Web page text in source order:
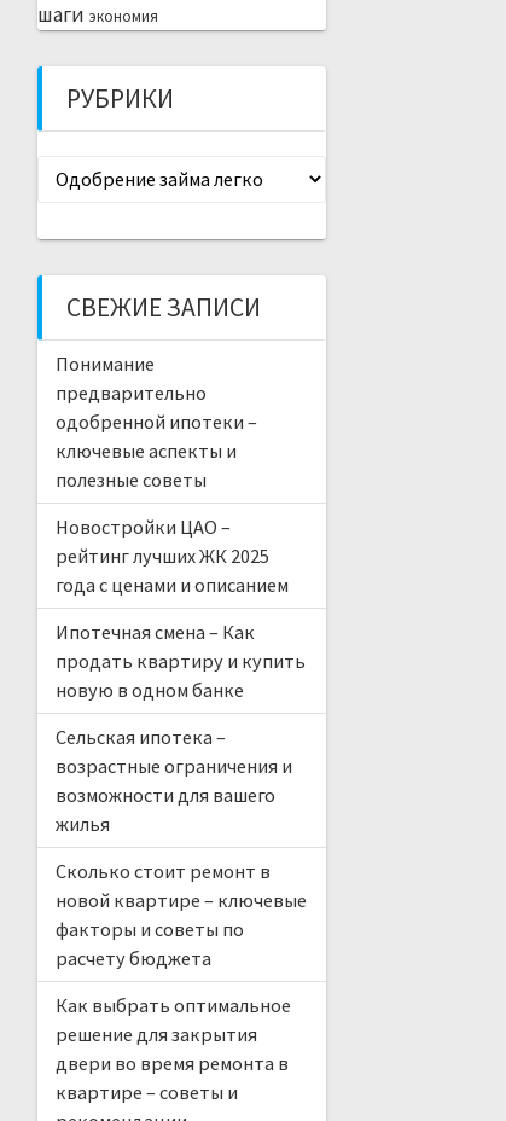
шаги экономия
РУБРИКИ
Рубрики
СВЕЖИЕ ЗАПИСИ
Понимание
предварительно
одобренной ипотеки –
ключевые аспекты и
полезные советы
Новостройки ЦАО –
рейтинг лучших ЖК 2025
года с ценами и описанием
Ипотечная смена – Как
продать квартиру и купить
новую в одном банке
Сельская ипотека –
возрастные ограничения и
возможности для вашего
жилья
Сколько стоит ремонт в
новой квартире – ключевые
факторы и советы по
расчету бюджета
Как выбрать оптимальное
решение для закрытия
двери во время ремонта в
квартире – советы и